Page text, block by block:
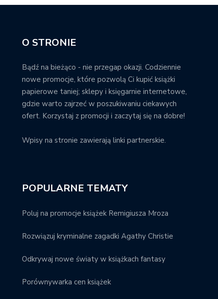
O STRONIE
Bądź na bieżąco - nie przegap okazji. Codziennie
nowe promocje, które pozwolą Ci kupić książki
papierowe taniej; sklepy i księgarnie internetowe,
gdzie warto zajrzeć w poszukiwaniu ciekawych
ofert. Korzystaj z promocji i zaczytaj się na dobre!
Wpisy na stronie zawierają linki partnerskie.
POPULARNE TEMATY
Poluj na promocje książek Remigiusza Mroza
Rozwiązuj kryminalne zagadki Agathy Christie
Odkrywaj nowe światy w książkach fantasy
Porównywarka cen książek